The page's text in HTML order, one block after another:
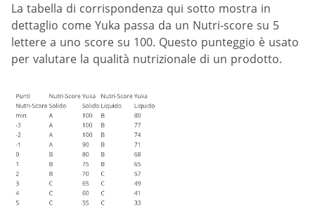
La tabella di corrispondenza qui sotto mostra in
dettaglio come Yuka passa da un Nutri-score su 5
lettere a uno score su 100. Questo punteggio è usato
per valutare la qualità nutrizionale di un prodotto.